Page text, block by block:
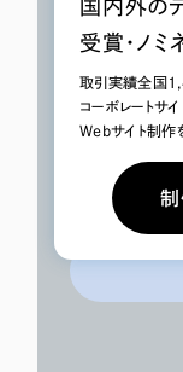
国内外の
受賞・ノミ
取引実績全国
コーボレートサ
Webサイト制作
「製造業
当社の制
リーピーでは、
ョンのもと、
制作を起点と
す。（支援実